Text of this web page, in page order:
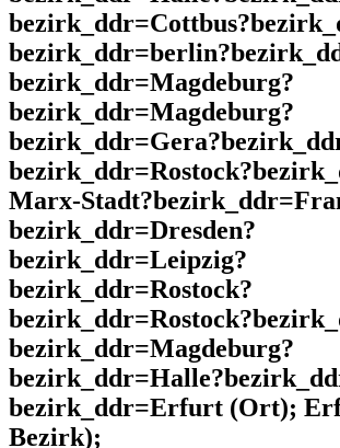
bezirk_ddr=Magdeburg?
bezirk_ddr=Magdeburg?
Marx-
bezirk_ddr=Dresden?
bezirk_ddr=Leipzig?
bezirk_ddr=Rostock?
bezirk_ddr=Magdeburg?
bezirk_ddr=Erfurt (Ort);
Bezirk);